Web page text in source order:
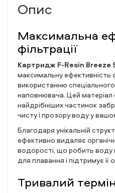
Опис
Максимальна
фільтрації
Картридж F-Resin Breeze
максимальну ефективність
використанню
наповнювача. Цей матеріал
найдрібніших частинок
чисту і прозору воду у
Благодаря унікальній
ефективно видаляє
водорості, що робить воду
для плавання і підтримує її
Тривалий